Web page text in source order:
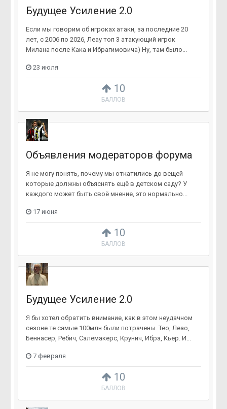
10
БАЛЛОВ
Будущее Усиление 2.0
Если мы говорим об игроках атаки, за последние 20
лет, с 2006 по 2026, Леау топ 3 атакующий игрок
Милана после Кака и Ибрагимовича) Ну, там было...
23 июля
10
БАЛЛОВ
Объявления модераторов форума
Я не могу понять, почему мы откатились до вещей
которые должны объяснять ещё в детском саду? У
каждого может быть своё мнение, это нормально...
17 июня
10
БАЛЛОВ
Будущее Усиление 2.0
Я бы хотел обратить внимание, как в этом неудачном
сезоне те самые 100млн были потрачены. Тео, Леао,
Беннасер, Ребич, Салемакерс, Крунич, Ибра, Кьер. И...
7 февраля